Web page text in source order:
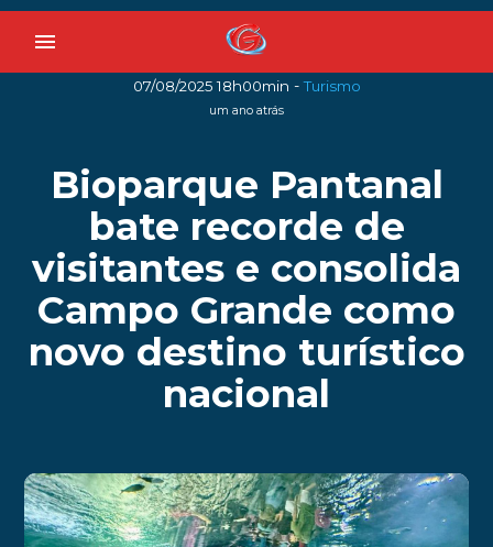
menu
07/08/2025 18h00min -Turismo
um ano atrás
Bioparque Pantanal
bate recorde de
visitantes e consolida
Campo Grande como
novo destino turístico
nacional